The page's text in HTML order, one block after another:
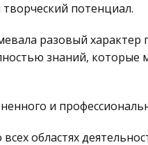
потенциал.
разовый характер
знаний, которые
и
областях